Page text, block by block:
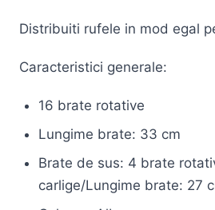
Distribuiti rufele in mod egal
Caracteristici generale:
16 brate rotative
Lungime brate: 33 cm
Brate de sus: 4 brate
carlige/Lungime brate: 27